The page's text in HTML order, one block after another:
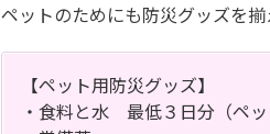
ペットのためにも防災グッズを
【ペット用防災グッズ】
・食料と水 最低３日分（ペッ